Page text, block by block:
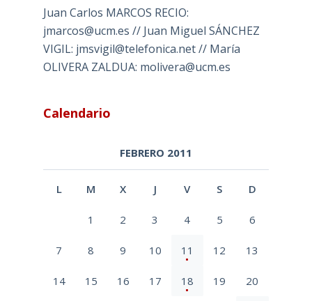
Juan Carlos MARCOS RECIO:
jmarcos@ucm.es // Juan Miguel SÁNCHEZ
VIGIL: jmsvigil@telefonica.net // María
OLIVERA ZALDUA: molivera@ucm.es
Calendario
FEBRERO 2011
L M X J V S D
1 2 3 4 5 6
7 8 9 10 11 12 13
14 15 16 17 18 19 20